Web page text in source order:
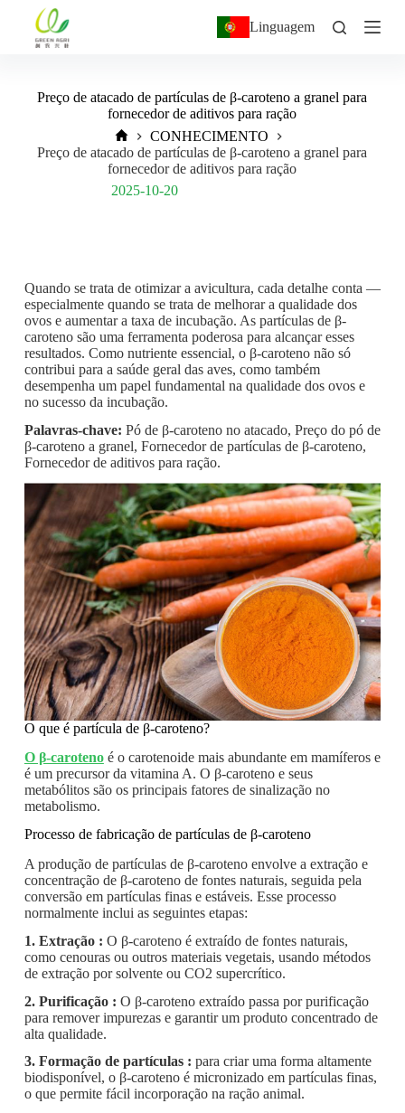
o
Linguagem
Preço de atacado de partículas de β-caroteno a granel para
fornecedor de aditivos para ração
CONHECIMENTO
Preço de atacado de partículas de β-caroteno a granel para
fornecedor de aditivos para ração
2025-10-20
Quando se trata de otimizar a avicultura, cada detalhe conta —
especialmente quando se trata de melhorar a qualidade dos
ovos e aumentar a taxa de incubação. As partículas de β-
caroteno são uma ferramenta poderosa para alcançar esses
resultados. Como nutriente essencial, o β-caroteno não só
contribui para a saúde geral das aves, como também
desempenha um papel fundamental na qualidade dos ovos e
no sucesso da incubação.
Palavras-chave: Pó de β-caroteno no atacado, Preço do pó de
β-caroteno a granel, Fornecedor de partículas de β-caroteno,
Fornecedor de aditivos para ração.
O que é partícula de β-caroteno?
O β-carotenoé o carotenoide mais abundante em mamíferos e
é um precursor da vitamina A. O β-caroteno e seus
metabólitos são os principais fatores de sinalização no
metabolismo.
Processo de fabricação de partículas de β-caroteno
A produção de partículas de β-caroteno envolve a extração e
concentração de β-caroteno de fontes naturais, seguida pela
conversão em partículas finas e estáveis. Esse processo
normalmente inclui as seguintes etapas:
1. Extração : O β-caroteno é extraído de fontes naturais,
como cenouras ou outros materiais vegetais, usando métodos
de extração por solvente ou CO2 supercrítico.
2. Purificação : O β-caroteno extraído passa por purificação
para remover impurezas e garantir um produto concentrado de
alta qualidade.
3. Formação de partículas : para criar uma forma altamente
biodisponível, o β-caroteno é micronizado em partículas finas,
o que permite fácil incorporação na ração animal.